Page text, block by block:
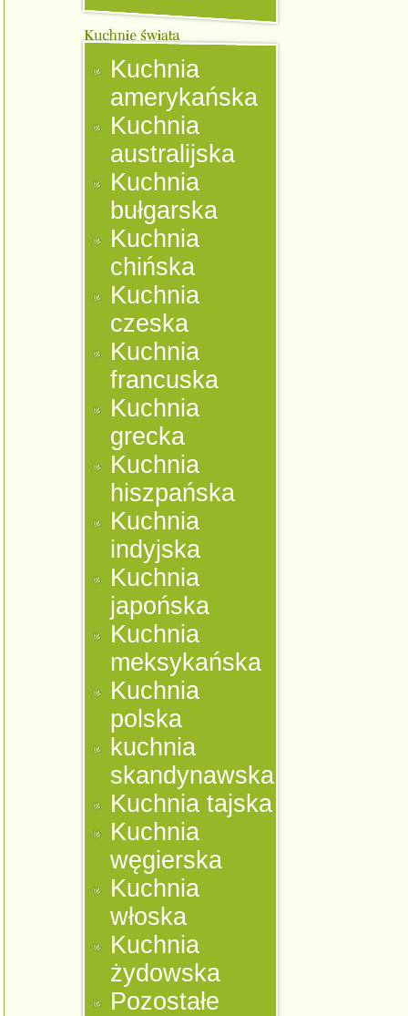
Kuchnia
amerykańska
Kuchnia
australijska
Kuchnia
bułgarska
Kuchnia
chińska
Kuchnia
czeska
Kuchnia
francuska
Kuchnia
grecka
Kuchnia
hiszpańska
Kuchnia
indyjska
Kuchnia
japońska
Kuchnia
meksykańska
Kuchnia
polska
kuchnia
skandynawska
Kuchnia tajska
Kuchnia
węgierska
Kuchnia
włoska
Kuchnia
żydowska
Pozostałe